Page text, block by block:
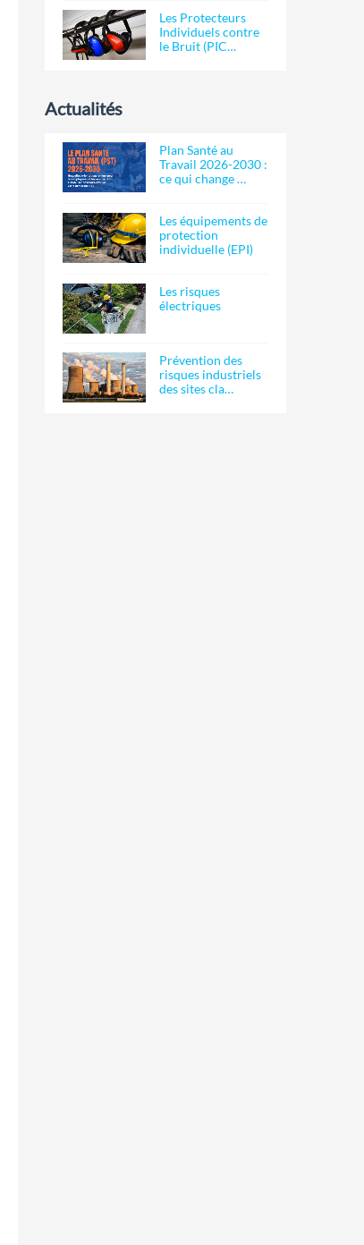
Les Protecteurs
Individuels contre
le Bruit (PIC…
Actualités
Plan Santé au
Travail 2026-2030 :
ce qui change …
Les équipements de
protection
individuelle (EPI)
Les risques
électriques
Prévention des
risques industriels
des sites cla…